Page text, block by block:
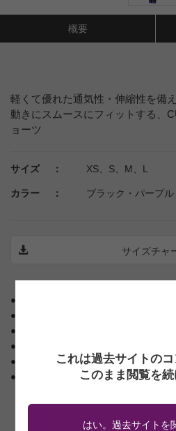
概要
軽くて優れた通気性・伸縮性を備
動きにスムースにフィットする、
ョーツ
サイズ ： XS、S、M、L
カラー ： ブラック・パープル
サイズチャ
●CUORE製のハイパフォーマンスモデル
●優れた運動追従性があり、耐久性の高い
●快適性を考えて縫製されたフラットロ
●快適で伸縮性の高いレッグバンド
●女性専用設計のProComfor™パッド採用
●レースフィット
これは過去サイトのコ
このまま閲覧を
はい。過去サイトを